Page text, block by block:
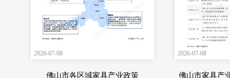
2026-07-08
佛山市各区域家具产业政策
2026-07-08
佛山市家具产